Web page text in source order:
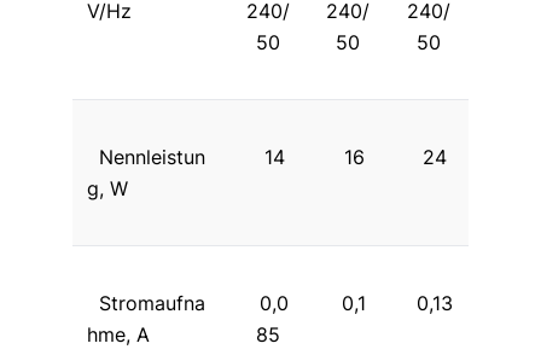
V/Hz
240/
50
240/
50
240/
50
Nennleistun
g, W
14 16 24
Stromaufna
hme, A
0,0
85
0,1 0,13